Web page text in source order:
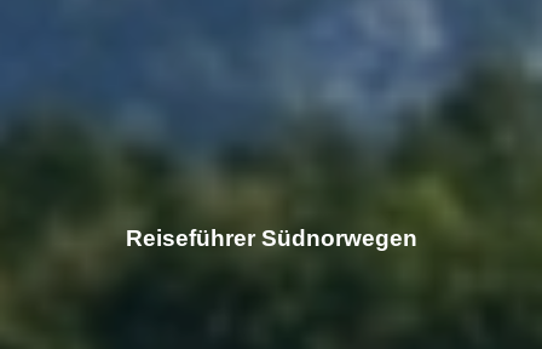
Reiseführer Südnorwegen